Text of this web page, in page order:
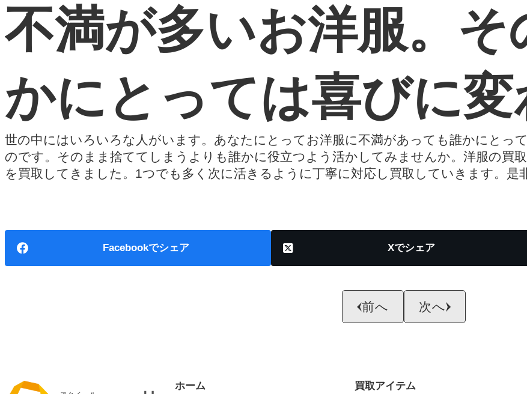
不満が多いお洋服。そ
かにとっては喜びに変
世の中にはいろいろな人がいます。あなたにとってお洋服に不満があっても誰かにとっ
のです。そのまま捨ててしまうよりも誰かに役立つよう活かしてみませんか。洋服の買
を買取してきました。1つでも多く次に活きるように丁寧に対応し買取していきます。是
Facebook X
前へ 次へ
ホーム 買取アイテム